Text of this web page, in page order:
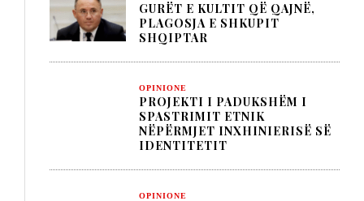
GURËT E KULTIT QË QAJNË,
PLAGOSJA E SHKUPIT
SHQIPTAR
OPINIONE
PROJEKTI I PADUKSHËM I
SPASTRIMIT ETNIK
NËPËRMJET INXHINIERISË SË
IDENTITETIT
OPINIONE